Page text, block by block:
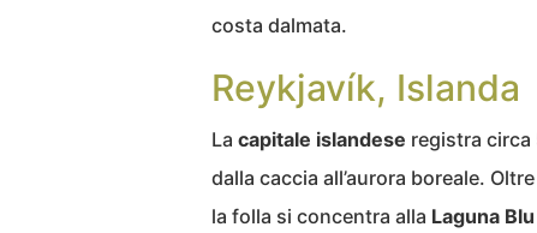
costa dalmata.
Reykjavík, Islanda
La capitale islandese registra circa
dalla caccia all’aurora boreale.
la folla si concentra alla Laguna Blu